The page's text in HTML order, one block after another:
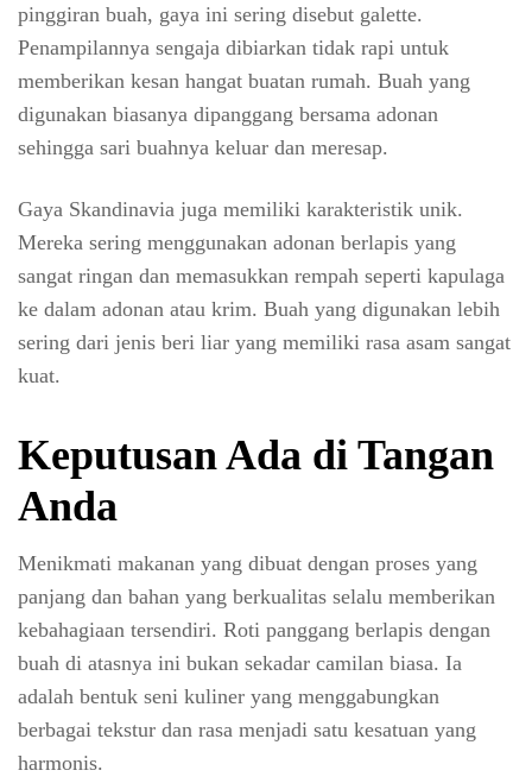
pinggiran buah, gaya ini sering disebut galette.
Penampilannya sengaja dibiarkan tidak rapi untuk
memberikan kesan hangat buatan rumah. Buah yang
digunakan biasanya dipanggang bersama adonan
sehingga sari buahnya keluar dan meresap.
Gaya Skandinavia juga memiliki karakteristik unik.
Mereka sering menggunakan adonan berlapis yang
sangat ringan dan memasukkan rempah seperti kapulaga
ke dalam adonan atau krim. Buah yang digunakan lebih
sering dari jenis beri liar yang memiliki rasa asam sangat
kuat.
Keputusan Ada di Tangan
Anda
Menikmati makanan yang dibuat dengan proses yang
panjang dan bahan yang berkualitas selalu memberikan
kebahagiaan tersendiri. Roti panggang berlapis dengan
buah di atasnya ini bukan sekadar camilan biasa. Ia
adalah bentuk seni kuliner yang menggabungkan
berbagai tekstur dan rasa menjadi satu kesatuan yang
harmonis.